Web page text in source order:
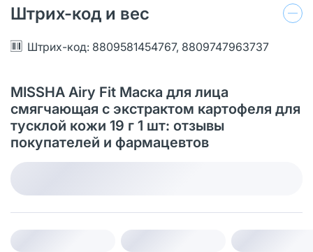
Штрих-код и вес
Штрих-код: 8809581454767, 8809747963737
MISSHA Airy Fit Маска для лица
смягчающая с экстрактом картофеля для
тусклой кожи 19 г 1 шт: отзывы
покупателей и фармацевтов